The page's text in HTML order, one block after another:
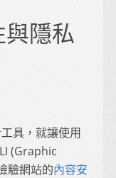
隱私
具，就讓使用
(Graphic
驗網站的內容安